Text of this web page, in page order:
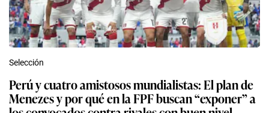
Selección
Perú y cuatro amistosos mundialistas: El plan de
Menezes y por qué en la FPF buscan “exponer” a